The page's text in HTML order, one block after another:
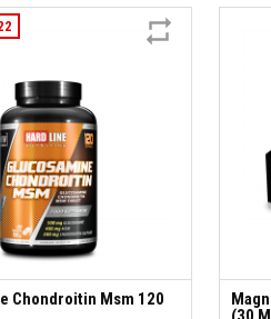
Chondroitin Msm 120